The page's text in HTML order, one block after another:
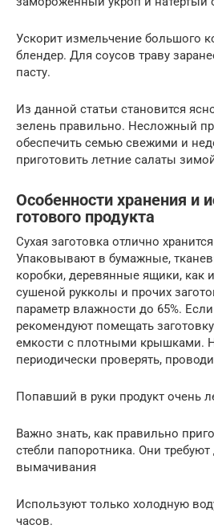
Ускорит измельчение большого
блендер. Для соусов траву
пасту.
Из данной статьи становится
зелень правильно. Несложный
обеспечить семью свежими и
приготовить летние салаты
Особенности хранения и
готового продукта
Сухая заготовка отлично
Упаковывают в бумажные,
коробки, деревянные ящики, как
сушеной рукколы и прочих
параметр влажности до 65%.
рекомендуют помещать
емкости с плотными крышками.
периодически проверять,
Попавший в руки продукт очень
Важно знать, как правильно
стебли папоротника. Они требуют
вымачивания
Используют только холодную
часов.